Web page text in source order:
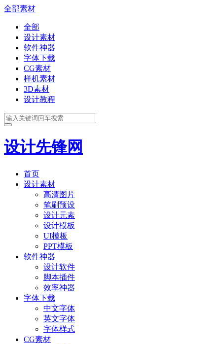
全部素材
全部
设计素材
软件神器
字体下载
CG素材
样机素材
3D素材
设计教程
设计先锋网
首页
设计素材
高清图片
笔刷预设
设计元素
设计模板
UI模板
PPT模板
软件神器
设计软件
脚本插件
效率神器
字体下载
中文字体
英文字体
字体样式
CG素材